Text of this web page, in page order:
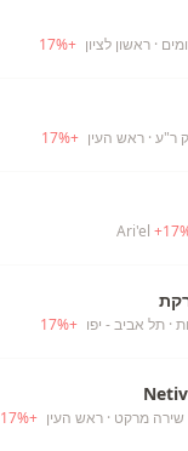
· ראשון לציון +
17%
ר"ע · ראש העין +
17%
+17
· תל אביב - יפו +
17%
שירה מרקט · ראש העין +
17%